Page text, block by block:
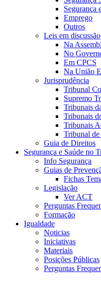
Segurança
Emprego
Outros
Leis em discussão
Na
No
Em CPCS
Na União
Jurisprudência
Tribunal
Supremo
Tribunais
Tribunais
Tribunais
Tribunal de
Guia de Direitos
Segurança e Saúde no
Info Segurança
Guias de
Fichas
Legislação
Ver ACT
Perguntas
Formação
Igualdade
Noticias
Iniciativas
Materiais
Posições Públicas
Perguntas
Superior a €3750